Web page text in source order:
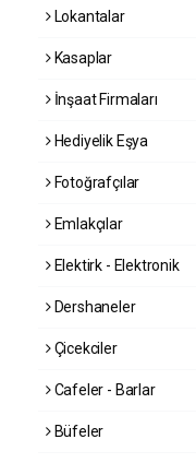
Lokantalar
Kasaplar
İnşaat Firmaları
Hediyelik Eşya
Fotoğrafçılar
Emlakçılar
Elektirk - Elektronik
Dershaneler
Çicekciler
Cafeler - Barlar
Büfeler